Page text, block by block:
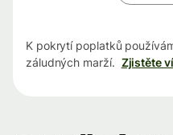
K pokrytí poplatků
záludných marží. Zjistěte